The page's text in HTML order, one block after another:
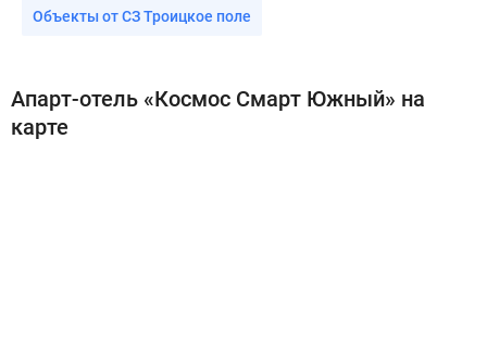
Объекты от СЗ Троицкое поле
Апарт-отель «Космос Смарт Южный» на
карте